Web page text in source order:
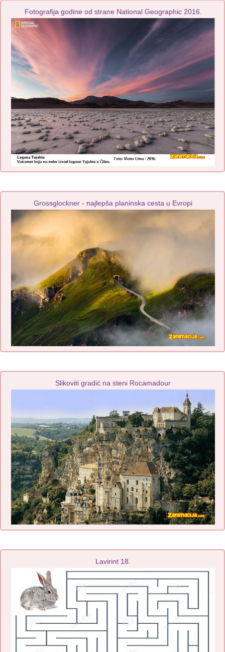
Fotografija godine od strane National Geographic 2016.
Grossglockner - najlepša planinska cesta u Evropi
Slikoviti gradić na steni Rocamadour
Lavirint 18.